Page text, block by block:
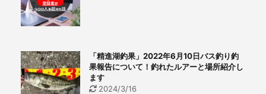
「精進湖釣果」2022年6月10日バス釣り釣
果報告について！釣れたルアーと場所紹介し
ます
2024/3/16